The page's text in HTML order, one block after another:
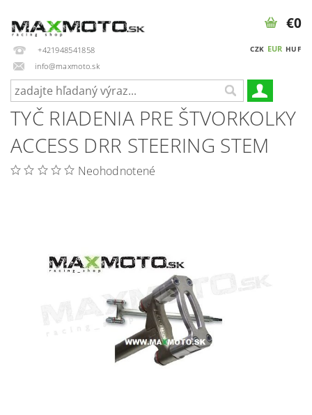
+421948541858
info@maxmoto.sk
CZK EUR HUF
€0
TYČ RIADENIA PRE ŠTVORKOLKY
ACCESS DRR STEERING STEM
Neohodnotené